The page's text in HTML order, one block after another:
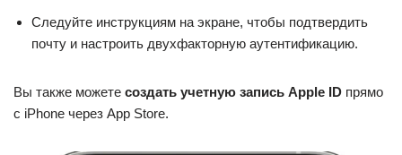
Следуйте инструкциям на экране, чтобы подтвердить
почту и настроить двухфакторную аутентификацию.
Вы также можете создать учетную запись Apple ID прямо
с iPhone через App Store.